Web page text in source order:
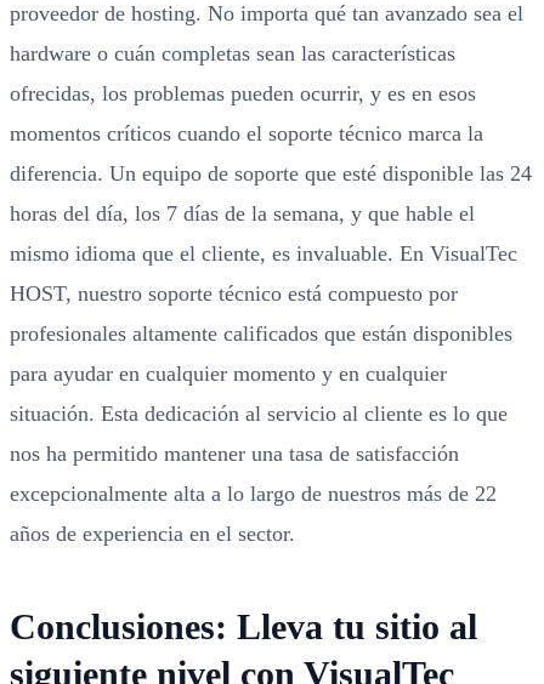
proveedor de hosting. No importa qué tan avanzado sea el
hardware o cuán completas sean las características
ofrecidas, los problemas pueden ocurrir, y es en esos
momentos críticos cuando el soporte técnico marca la
diferencia. Un equipo de soporte que esté disponible las 24
horas del día, los 7 días de la semana, y que hable el
mismo idioma que el cliente, es invaluable. En VisualTec
HOST, nuestro soporte técnico está compuesto por
profesionales altamente calificados que están disponibles
para ayudar en cualquier momento y en cualquier
situación. Esta dedicación al servicio al cliente es lo que
nos ha permitido mantener una tasa de satisfacción
excepcionalmente alta a lo largo de nuestros más de 22
años de experiencia en el sector.
Conclusiones: Lleva tu sitio al
siguiente nivel con VisualTec